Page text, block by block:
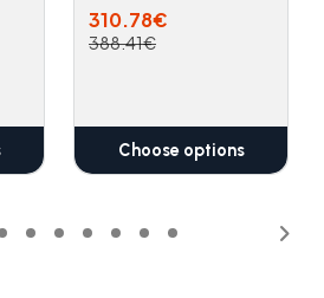
310.78€
388.41€
Choose options